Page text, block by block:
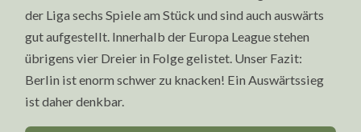
der Liga sechs Spiele am Stück und sind auch auswärts
gut aufgestellt. Innerhalb der Europa League stehen
übrigens vier Dreier in Folge gelistet. Unser Fazit:
Berlin ist enorm schwer zu knacken! Ein Auswärtssieg
ist daher denkbar.